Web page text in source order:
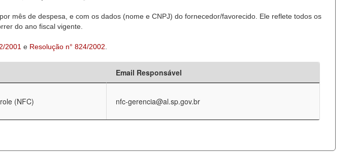
mês de despesa, e com os dados (nome e CNPJ) do fornecedor/favorecido. Ele reflete todos os
do ano fiscal vigente.
2001 e Resolução n° 824/2002
Email Responsável
(NFC) nfc-gerencia@al.sp.gov.br